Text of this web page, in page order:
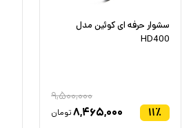
سشوار حرفه‌ ای کوئین مدل
HD400
۱۱٪
۹,۵۰۰,۰۰۰
۸,۴۶۵,۰۰۰تومان